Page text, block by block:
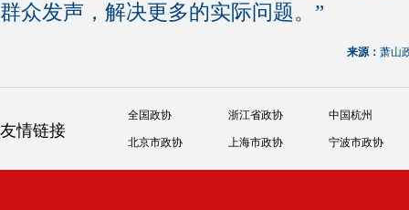
群众发声，解决更多的实际问题。”
来源： 萧山